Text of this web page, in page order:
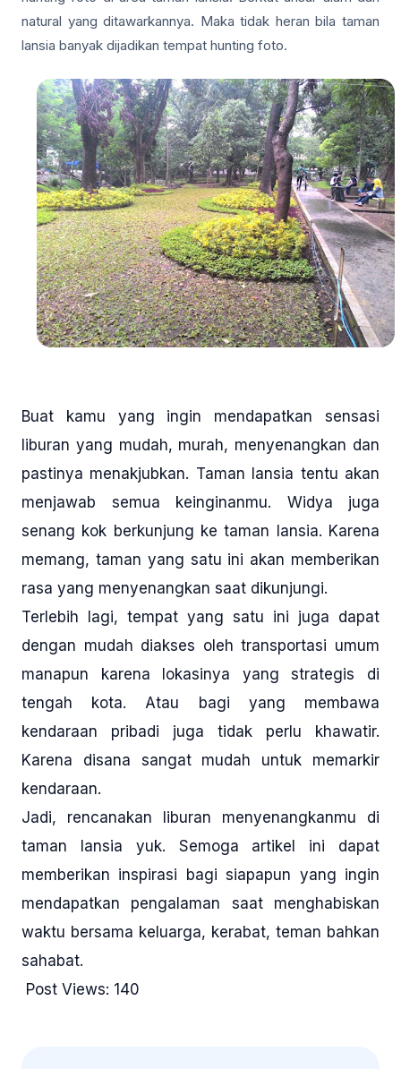
natural yang ditawarkannya. Maka tidak heran bila taman
lansia banyak dijadikan tempat hunting foto.
Buat kamu yang ingin mendapatkan sensasi
liburan yang mudah, murah, menyenangkan dan
pastinya menakjubkan. Taman lansia tentu akan
menjawab semua keinginanmu. Widya juga
senang kok berkunjung ke taman lansia. Karena
memang, taman yang satu ini akan memberikan
rasa yang menyenangkan saat dikunjungi.
Terlebih lagi, tempat yang satu ini juga dapat
dengan mudah diakses oleh transportasi umum
manapun karena lokasinya yang strategis di
tengah kota. Atau bagi yang membawa
kendaraan pribadi juga tidak perlu khawatir.
Karena disana sangat mudah untuk memarkir
kendaraan.
Jadi, rencanakan liburan menyenangkanmu di
taman lansia yuk. Semoga artikel ini dapat
memberikan inspirasi bagi siapapun yang ingin
mendapatkan pengalaman saat menghabiskan
waktu bersama keluarga, kerabat, teman bahkan
sahabat.
Post Views: 140